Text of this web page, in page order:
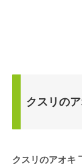
クスリの
クスリのアオキ